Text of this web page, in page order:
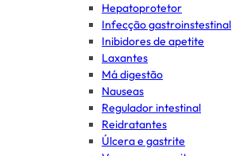
Hepatoprotetor
Infecção gastroinstestinal
Inibidores de apetite
Laxantes
Má digestão
Nauseas
Regulador intestinal
Reidratantes
Úlcera e gastrite